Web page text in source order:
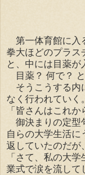
第一体育館に入
拳大ほどのプラス
と、中には目薬が
目薬？ 何で？ と
そうこうする内
なく行われていく
「皆さんはこれ
御決まりの定型
自らの大学生活に
返していたのだが、
「さて、私の大
業式で涙を流して